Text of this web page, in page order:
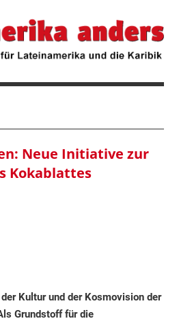
Neue Initiative zur
Kokablattes
Kultur und der Kosmovision der
Grundstoff für die